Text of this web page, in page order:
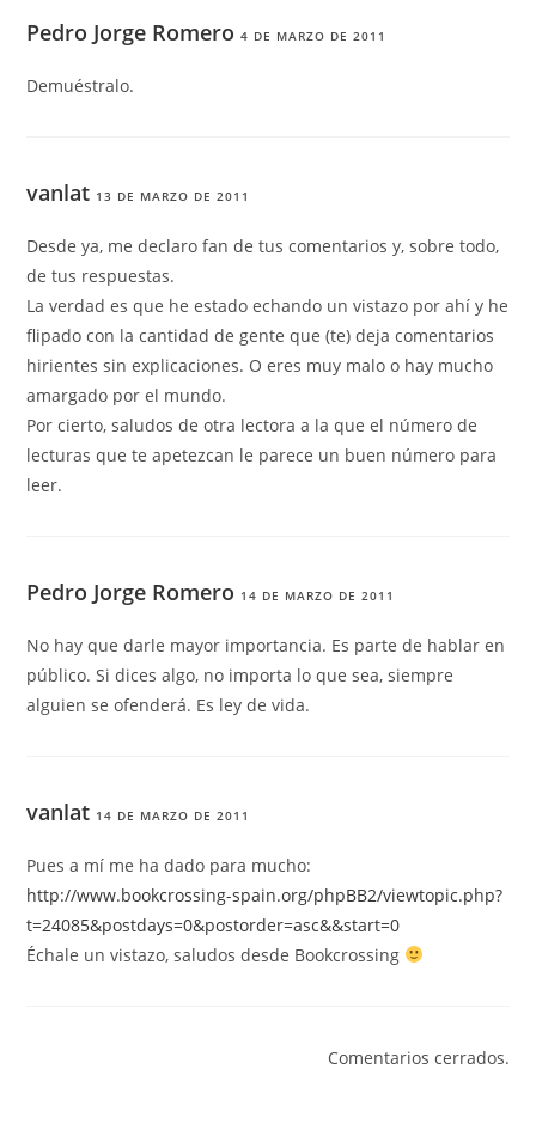
Pedro Jorge Romero 4 DE MARZO DE 2011
Demuéstralo.
vanlat 13 DE MARZO DE 2011
Desde ya, me declaro fan de tus comentarios y, sobre todo,
de tus respuestas.
La verdad es que he estado echando un vistazo por ahí y he
flipado con la cantidad de gente que (te) deja comentarios
hirientes sin explicaciones. O eres muy malo o hay mucho
amargado por el mundo.
Por cierto, saludos de otra lectora a la que el número de
lecturas que te apetezcan le parece un buen número para
leer.
Pedro Jorge Romero 14 DE MARZO DE 2011
No hay que darle mayor importancia. Es parte de hablar en
público. Si dices algo, no importa lo que sea, siempre
alguien se ofenderá. Es ley de vida.
vanlat 14 DE MARZO DE 2011
Pues a mí me ha dado para mucho:
http://www.bookcrossing-spain.org/phpBB2/viewtopic.php?
t=24085&postdays=0&postorder=asc&&start=0
Échale un vistazo, saludos desde Bookcrossing
Comentarios cerrados.